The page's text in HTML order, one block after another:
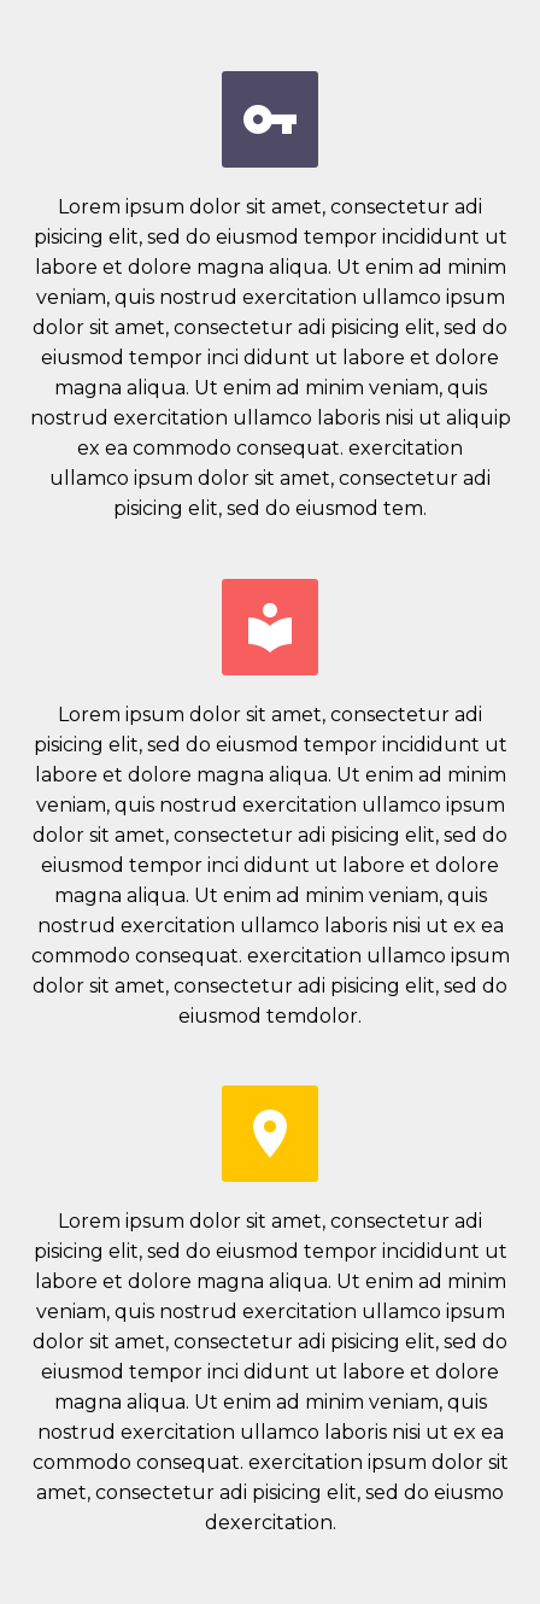


Lorem ipsum dolor sit amet, consectetur adi
pisicing elit, sed do eiusmod tempor incididunt ut
labore et dolore magna aliqua. Ut enim ad minim
veniam, quis nostrud exercitation ullamco ipsum
dolor sit amet, consectetur adi pisicing elit, sed do
eiusmod tempor inci didunt ut labore et dolore
magna aliqua. Ut enim ad minim veniam, quis
nostrud exercitation ullamco laboris nisi ut aliquip
ex ea commodo consequat. exercitation
ullamco ipsum dolor sit amet, consectetur adi
pisicing elit, sed do eiusmod tem.


Lorem ipsum dolor sit amet, consectetur adi
pisicing elit, sed do eiusmod tempor incididunt ut
labore et dolore magna aliqua. Ut enim ad minim
veniam, quis nostrud exercitation ullamco ipsum
dolor sit amet, consectetur adi pisicing elit, sed do
eiusmod tempor inci didunt ut labore et dolore
magna aliqua. Ut enim ad minim veniam, quis
nostrud exercitation ullamco laboris nisi ut ex ea
commodo consequat. exercitation ullamco ipsum
dolor sit amet, consectetur adi pisicing elit, sed do
eiusmod temdolor.


Lorem ipsum dolor sit amet, consectetur adi
pisicing elit, sed do eiusmod tempor incididunt ut
labore et dolore magna aliqua. Ut enim ad minim
veniam, quis nostrud exercitation ullamco ipsum
dolor sit amet, consectetur adi pisicing elit, sed do
eiusmod tempor inci didunt ut labore et dolore
magna aliqua. Ut enim ad minim veniam, quis
nostrud exercitation ullamco laboris nisi ut ex ea
commodo consequat. exercitation ipsum dolor sit
amet, consectetur adi pisicing elit, sed do eiusmo
dexercitation.